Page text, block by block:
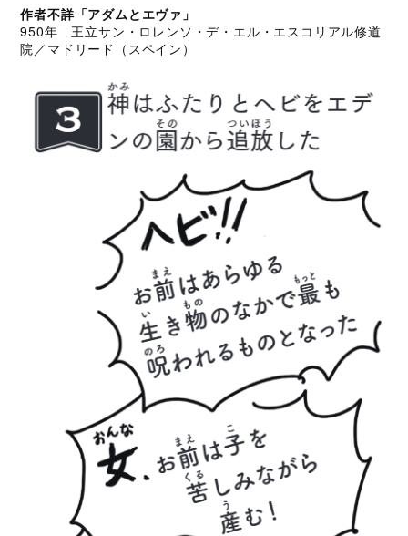
作者不詳「アダムとエヴァ」
950年 王立サン・ロレンソ・デ・エル・エスコリアル修道
院／マドリード（スペイン）